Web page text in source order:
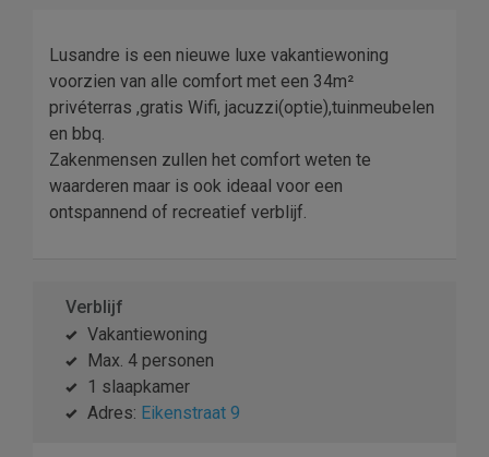
Lusandre is een nieuwe luxe vakantiewoning
voorzien van alle comfort met een 34m²
privéterras ,gratis Wifi, jacuzzi(optie),tuinmeubelen
en bbq.
Zakenmensen zullen het comfort weten te
waarderen maar is ook ideaal voor een
ontspannend of recreatief verblijf.
Verblijf
Vakantiewoning
Max. 4 personen
1 slaapkamer
Adres: Eikenstraat 9